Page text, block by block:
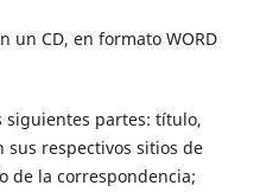
un CD, en formato WORD
siguientes partes: título,
respectivos sitios de
de la correspondencia;